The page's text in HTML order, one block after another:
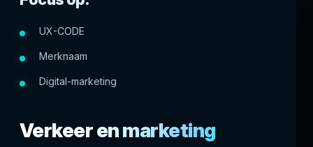
UX-CODE
Merknaam
Digital-marketing
Verkeer en marketing